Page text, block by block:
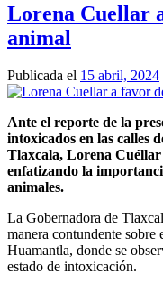
Lorena Cuellar
animal
Publicada el 15 abril, 2024
Ante el reporte de la
intoxicados en las calles
Tlaxcala, Lorena
enfatizando la
animales.
La Gobernadora de
manera contundente
Huamantla, donde se
estado de intoxicación.